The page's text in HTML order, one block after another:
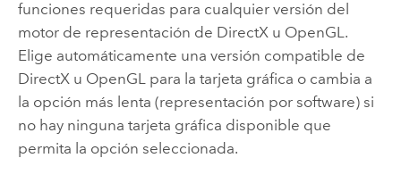
funciones requeridas para cualquier versión del
motor de representación de DirectX u OpenGL.
Elige automáticamente una versión compatible de
DirectX u OpenGL para la tarjeta gráfica o cambia a
la opción más lenta (representación por software) si
no hay ninguna tarjeta gráfica disponible que
permita la opción seleccionada.